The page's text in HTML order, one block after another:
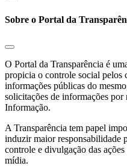
Sobre o Portal da
O Portal da Transparência é
propicia o controle social pelos
informações públicas do
solicitações de informações por
Informação.
A Transparência tem papel
induzir maior responsabilidade
controle e divulgação das
mídia.